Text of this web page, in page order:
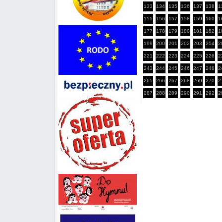
133 134 135 136 137 138
155 156 157 158 159 160
177 178 179 180 181 182
199 200 201 202 203 204
221 222 223 224 225 226
243 244 245 246 247 248
265 266 267 268 269 270
287 288 289 290 291 292